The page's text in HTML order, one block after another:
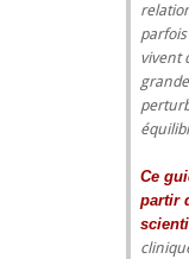
vivent
Ce
partir